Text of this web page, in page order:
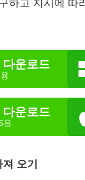
하고 지시에 따
다운로드
다운로드
용
오기